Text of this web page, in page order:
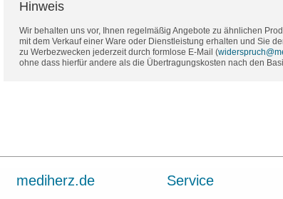
Hinweis
Wir behalten uns vor, Ihnen regelmäßig Angebote zu ähnlichen
mit dem Verkauf einer Ware oder Dienstleistung erhalten und Sie
zu Werbezwecken jederzeit durch formlose E-Mail (
ohne dass hierfür andere als die Übertragungskosten nach den
mediherz.de Service